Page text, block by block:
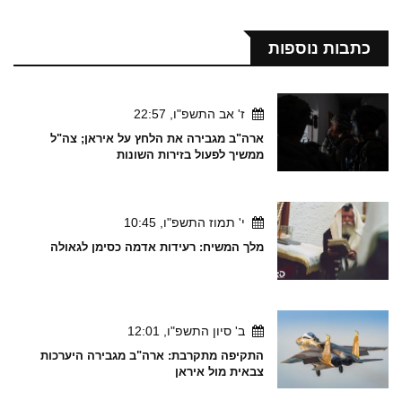
כתבות נוספות
ז' אב התשפ"ו, 22:57
ארה"ב מגבירה את הלחץ על איראן; צה"ל
ממשיך לפעול בזירות השונות
י' תמוז התשפ"ו, 10:45
מלך המשיח: רעידות אדמה כסימן לגאולה
ב' סיון התשפ"ו, 12:01
התקיפה מתקרבת: ארה"ב מגבירה היערכות
צבאית מול איראן